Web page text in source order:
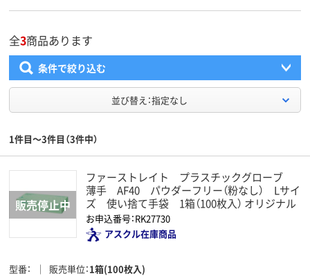
全3商品あります
条件で絞り込む
並び替え：指定なし
1件目～3件目（3件中）
ファーストレイト プラスチックグローブ
薄手 AF40 パウダーフリー（粉なし） Lサイ
ズ 使い捨て手袋 1箱（100枚入） オリジナル
お申込番号：RK27730
アスクル在庫商品
型番 販売単位 1箱(100枚入)